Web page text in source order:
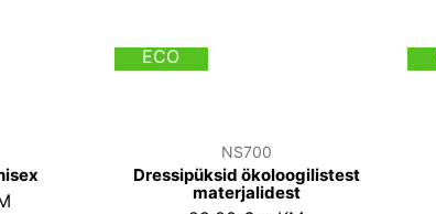
ECO
NS700
Dressipüksid ökoloogilistest
materjalidest